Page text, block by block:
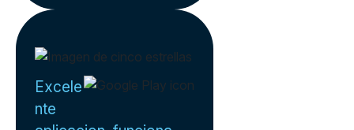
Excele
nte